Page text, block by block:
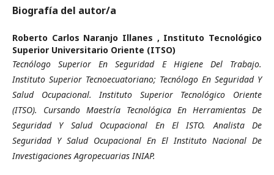
Biografía del autor/a
Roberto Carlos Naranjo Illanes , Instituto Tecnológico
Superior Universitario Oriente (ITSO)
Tecnólogo Superior En Seguridad E Higiene Del Trabajo.
Instituto Superior Tecnoecuatoriano; Tecnólogo En Seguridad Y
Salud Ocupacional. Instituto Superior Tecnológico Oriente
(ITSO). Cursando Maestría Tecnológica En Herramientas De
Seguridad Y Salud Ocupacional En El ISTO. Analista De
Seguridad Y Salud Ocupacional En El Instituto Nacional De
Investigaciones Agropecuarias INIAP.